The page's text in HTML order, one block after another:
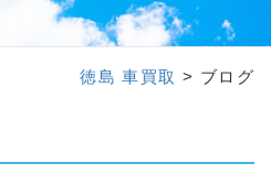
徳島 車買取 > ブログ